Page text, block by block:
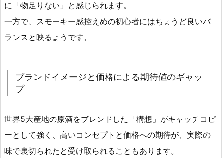
に「物足りない」と感じられます。
一方で、スモーキー感控えめの初心者にはちょうど良いバ
ランスと映るようです。
ブランドイメージと価格による期待値のギャッ
プ
世界5大産地の原酒をブレンドした「構想」がキャッチコピ
ーとして強く、高いコンセプトと価格への期待が、実際の
味で裏切られたと受け取られることもあります。